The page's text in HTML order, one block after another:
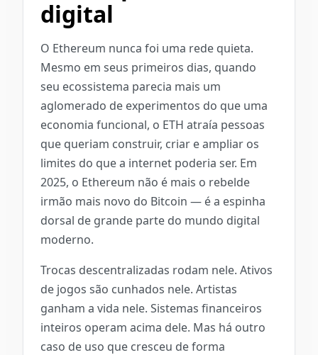
digital
O Ethereum nunca foi uma rede quieta.
Mesmo em seus primeiros dias, quando
seu ecossistema parecia mais um
aglomerado de experimentos do que uma
economia funcional, o ETH atraía pessoas
que queriam construir, criar e ampliar os
limites do que a internet poderia ser. Em
2025, o Ethereum não é mais o rebelde
irmão mais novo do Bitcoin — é a espinha
dorsal de grande parte do mundo digital
moderno.
Trocas descentralizadas rodam nele. Ativos
de jogos são cunhados nele. Artistas
ganham a vida nele. Sistemas financeiros
inteiros operam acima dele. Mas há outro
caso de uso que cresceu de forma